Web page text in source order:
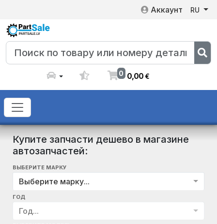
Аккаунт RU
0 0,00€
Купите запчасти дешево в магазине
автозапчастей:
ВЫБЕРИТЕ МАРКУ
Выберите марку...
ГОД
Год...